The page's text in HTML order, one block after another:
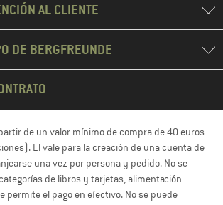
AL CLIENTE
DE BERGFREUNDE
de un valor mínimo de compra de 40 euros
El vale para la creación de una cuenta de
una vez por persona y pedido. No se
de libros y tarjetas, alimentación
permite el pago en efectivo. No se puede